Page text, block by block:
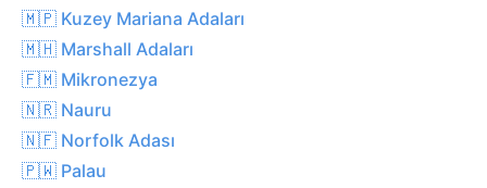
🇲🇵 Kuzey Mariana Adaları
🇲🇭 Marshall Adaları
🇫🇲 Mikronezya
🇳🇷 Nauru
🇳🇫 Norfolk Adası
🇵🇼 Palau